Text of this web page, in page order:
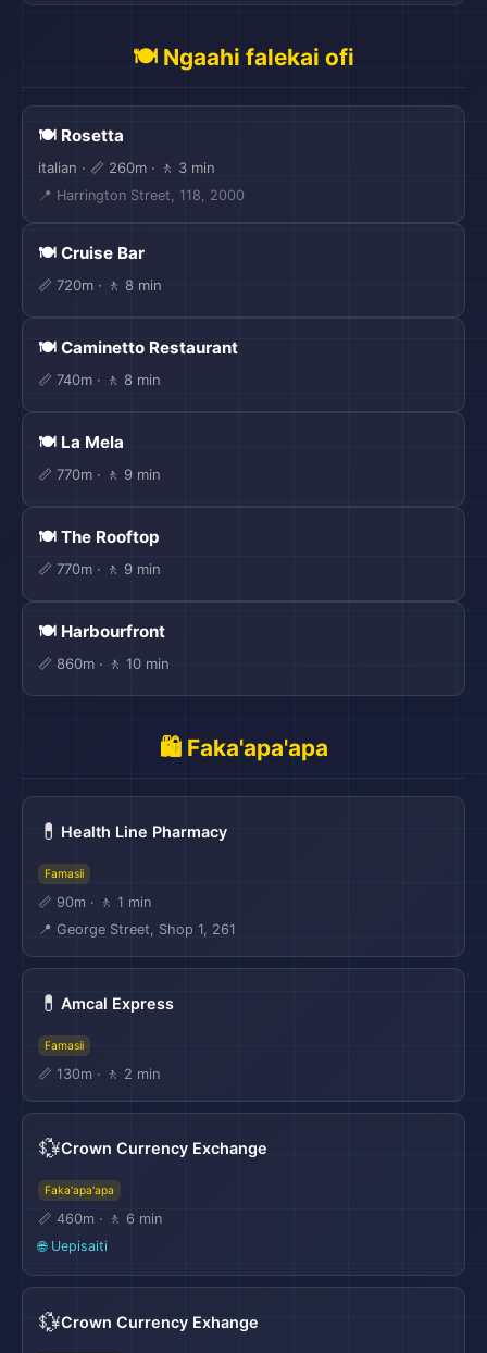
🍽️ Ngaahi falekai ofi
🍽️ Rosetta
italian · 📏 260m · 🚶 3 min
📍 Harrington Street, 118, 2000
🍽️ Cruise Bar
📏 720m · 🚶 8 min
🍽️ Caminetto Restaurant
📏 740m · 🚶 8 min
🍽️ La Mela
📏 770m · 🚶 9 min
🍽️ The Rooftop
📏 770m · 🚶 9 min
🍽️ Harbourfront
📏 860m · 🚶 10 min
🛍️ Faka'apa'apa
💊 Health Line Pharmacy
Famasii
📏 90m · 🚶 1 min
📍 George Street, Shop 1, 261
💊 Amcal Express
Famasii
📏 130m · 🚶 2 min
💱Crown Currency Exchange
Faka'apa'apa
📏 460m · 🚶 6 min
🌐 Uepisaiti
💱Crown Currency Exhange